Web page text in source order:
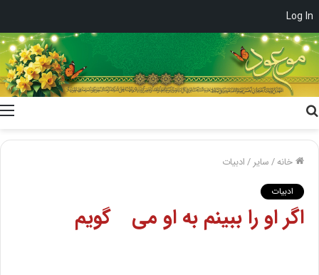
Log In
خانه/سایر /ادبیات
ادبیات
اگر او را ببینم به او مى گویم